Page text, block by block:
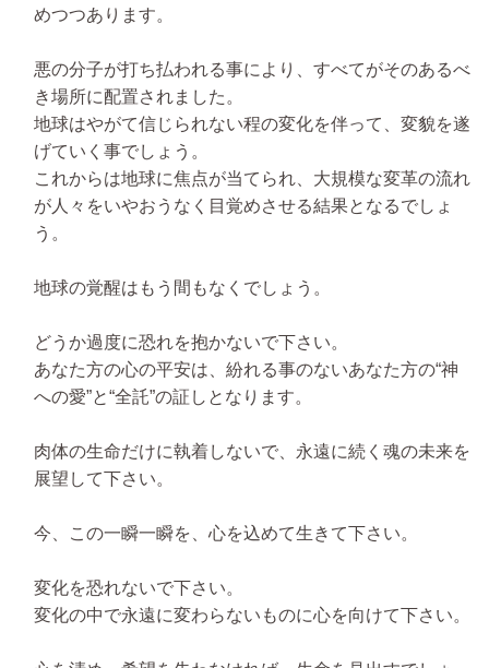
めつつあります。
悪の分子が打ち払われる事により、すべてがそのあるべ
き場所に配置されました。
地球はやがて信じられない程の変化を伴って、変貌を遂
げていく事でしょう。
これからは地球に焦点が当てられ、大規模な変革の流れ
が人々をいやおうなく目覚めさせる結果となるでしょ
う。
地球の覚醒はもう間もなくでしょう。
どうか過度に恐れを抱かないで下さい。
あなた方の心の平安は、紛れる事のないあなた方の“神
への愛”と“全託”の証しとなります。
肉体の生命だけに執着しないで、永遠に続く魂の未来を
展望して下さい。
今、この一瞬一瞬を、心を込めて生きて下さい。
変化を恐れないで下さい。
変化の中で永遠に変わらないものに心を向けて下さい。